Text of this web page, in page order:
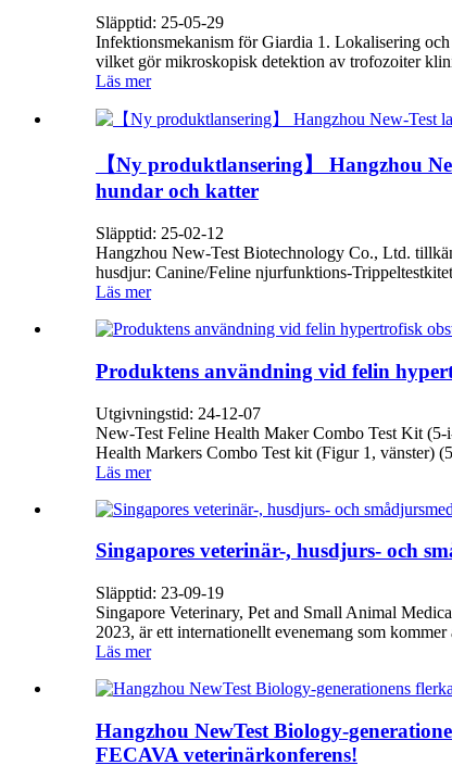
Släpptid: 25-05-29
Infektionsmekanism för Giardia 1. Lokalisering
vilket gör mikroskopisk detektion av trofozoiter
Läs mer
【Ny produktlansering】 Hangzhou
hundar och katter
Släpptid: 25-02-12
Hangzhou New-Test Biotechnology Co., Ltd.
husdjur: Canine/Feline njurfunktions-
Läs mer
Produktens användning vid felin
Utgivningstid: 24-12-07
New-Test Feline Health Maker Combo Test Kit
Health Markers Combo Test kit (Figur 1, vänster)
Läs mer
Singapores veterinär-, husdjurs- och
Släpptid: 23-09-19
Singapore Veterinary, Pet and Small Animal
2023, är ett internationellt evenemang som
Läs mer
Hangzhou NewTest Biology-
FECAVA veterinärkonferens!